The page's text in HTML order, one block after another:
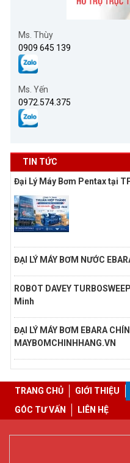
Ms. Thùy
0909 645 139
Ms. Yến
0972.574.375
TIN TỨC
Đại Lý Máy Bơm Pentax tại
ĐẠI LÝ MÁY BƠM NƯỚC
ROBOT DAVEY
Minh
ĐẠI LÝ MÁY BƠM EBARA
MAYBOMCHINHHANG.VN
TRANG CHỦ GIỚI THIỆU
GÓC TƯ VẤN
LIÊN HỆ